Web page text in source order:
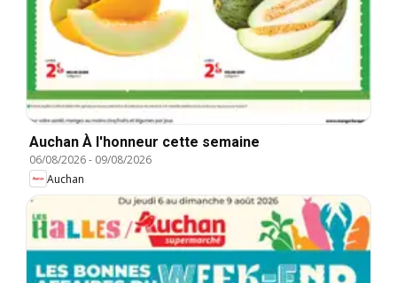
Auchan À l'honneur cette semaine
06/08/2026- 09/08/2026
Auchan